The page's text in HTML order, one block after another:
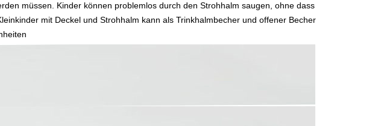
müssen. Kinder können problemlos durch den Strohhalm saugen, ohne dass
mit Deckel und Strohhalm kann als Trinkhalmbecher und offener Becher